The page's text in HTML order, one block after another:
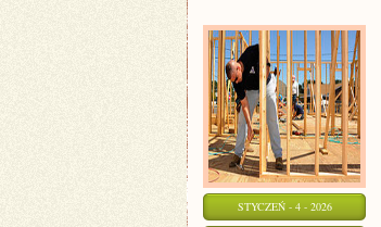
STYCZEŃ - 4 - 2026